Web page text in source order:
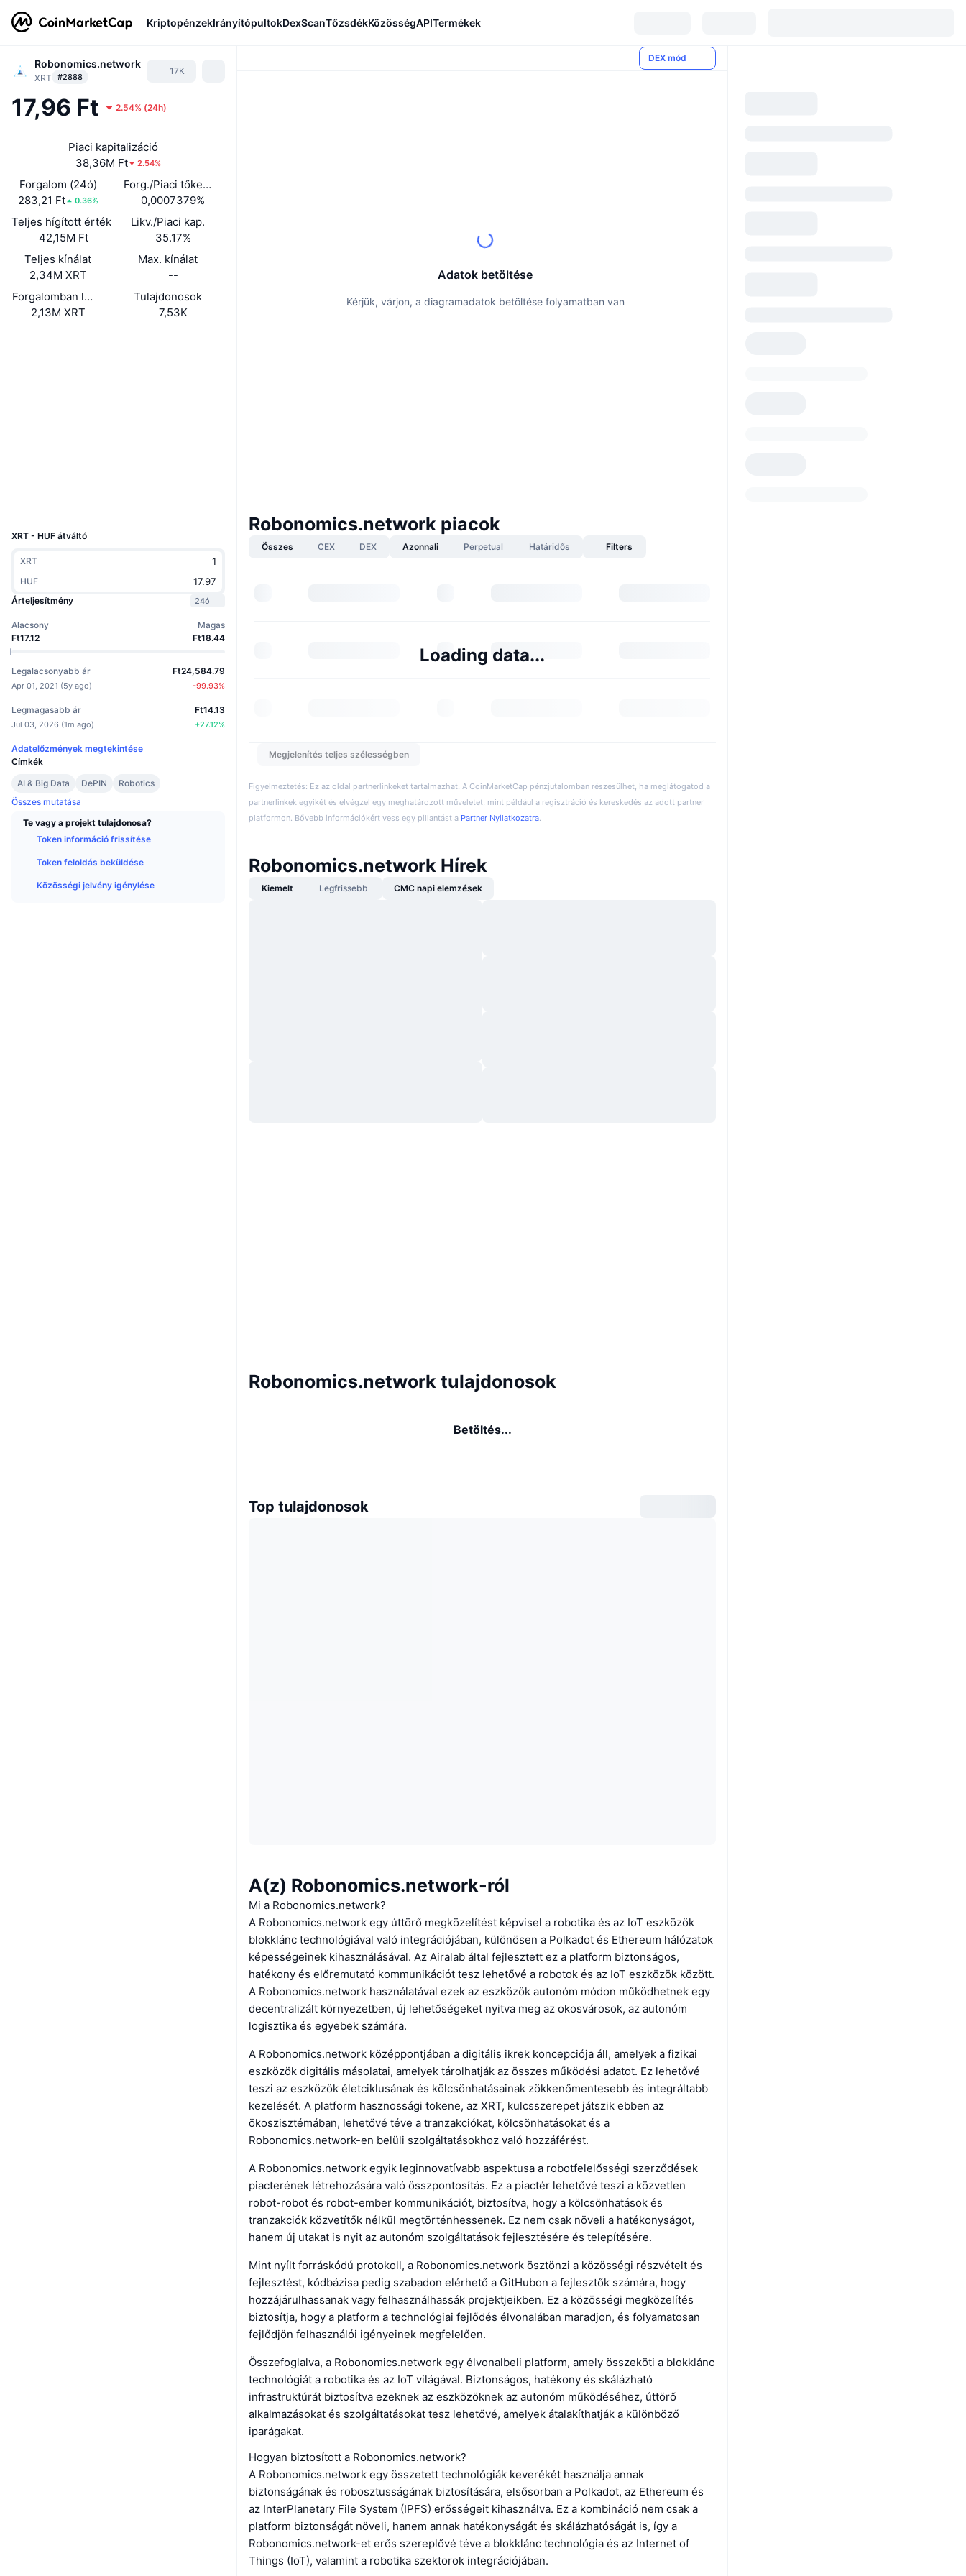
KriptopénzekIrányítópultokDexScanTőzsdékKözösségAPITermékek
Robonomics.network
XRT #2888
17K
17,96 Ft 2.54% (24h)
Piaci kapitalizáció
38,36M Ft
2.54%
Forgalom (24ó)
283,21 Ft
0.36%
Forg./Piaci tőkeé. (24ó)
0,0007379%
Teljes hígított érték
42,15M Ft
Likv./Piaci kap.
35.17%
Teljes kínálat
2,34M XRT
Max. kínálat
--
Forgalomban lévő kínálat
2,13M XRT
Tulajdonosok
7,53K
XRT - HUF átváltó
XRT
HUF
Árteljesítmény
24ó
Alacsony
Ft17.12
Magas
Ft18.44
Legalacsonyabb ár
Apr 01, 2021 (5y ago)
Ft24,584.79
-99.93%
Legmagasabb ár
Jul 03, 2026 (1m ago)
Ft14.13
+27.12%
Adatelőzmények megtekintése
Címkék
AI & Big Data
DePIN
Robotics
Összes mutatása
Te vagy a projekt tulajdonosa?
Token információ frissítése
Token feloldás beküldése
Közösségi jelvény igénylése
DEX mód
Adatok betöltése
Kérjük, várjon, a diagramadatok betöltése folyamatban van
Robonomics.network piacok
Összes CEX DEX Azonnali Perpetual Határidős Filters
Loading data...
Megjelenítés teljes szélességben
Figyelmeztetés: Ez az oldal partnerlinkeket tartalmazhat. A CoinMarketCap pénzjutalomban részesülhet, ha meglátogatod a
partnerlinkek egyikét és elvégzel egy meghatározott műveletet, mint például a regisztráció és kereskedés az adott partner
platformon. Bővebb információkért vess egy pillantást a Partner Nyilatkozatra.
Robonomics.network Hírek
Kiemelt Legfrissebb CMC napi elemzések
Robonomics.network tulajdonosok
Betöltés...
Top tulajdonosok
A(z) Robonomics.network-ról
Mi a Robonomics.network?
A Robonomics.network egy úttörő megközelítést képvisel a robotika és az IoT eszközök
blokklánc technológiával való integrációjában, különösen a Polkadot és Ethereum hálózatok
képességeinek kihasználásával. Az Airalab által fejlesztett ez a platform biztonságos,
hatékony és előremutató kommunikációt tesz lehetővé a robotok és az IoT eszközök között.
A Robonomics.network használatával ezek az eszközök autonóm módon működhetnek egy
decentralizált környezetben, új lehetőségeket nyitva meg az okosvárosok, az autonóm
logisztika és egyebek számára.
A Robonomics.network középpontjában a digitális ikrek koncepciója áll, amelyek a fizikai
eszközök digitális másolatai, amelyek tárolhatják az összes működési adatot. Ez lehetővé
teszi az eszközök életciklusának és kölcsönhatásainak zökkenőmentesebb és integráltabb
kezelését. A platform hasznossági tokene, az XRT, kulcsszerepet játszik ebben az
ökoszisztémában, lehetővé téve a tranzakciókat, kölcsönhatásokat és a
Robonomics.network-en belüli szolgáltatásokhoz való hozzáférést.
A Robonomics.network egyik leginnovatívabb aspektusa a robotfelelősségi szerződések
piacterének létrehozására való összpontosítás. Ez a piactér lehetővé teszi a közvetlen
robot-robot és robot-ember kommunikációt, biztosítva, hogy a kölcsönhatások és
tranzakciók közvetítők nélkül megtörténhessenek. Ez nem csak növeli a hatékonyságot,
hanem új utakat is nyit az autonóm szolgáltatások fejlesztésére és telepítésére.
Mint nyílt forráskódú protokoll, a Robonomics.network ösztönzi a közösségi részvételt és
fejlesztést, kódbázisa pedig szabadon elérhető a GitHubon a fejlesztők számára, hogy
hozzájárulhassanak vagy felhasználhassák projektjeikben. Ez a közösségi megközelítés
biztosítja, hogy a platform a technológiai fejlődés élvonalában maradjon, és folyamatosan
fejlődjön felhasználói igényeinek megfelelően.
Összefoglalva, a Robonomics.network egy élvonalbeli platform, amely összeköti a blokklánc
technológiát a robotika és az IoT világával. Biztonságos, hatékony és skálázható
infrastruktúrát biztosítva ezeknek az eszközöknek az autonóm működéséhez, úttörő
alkalmazásokat és szolgáltatásokat tesz lehetővé, amelyek átalakíthatják a különböző
iparágakat.
Hogyan biztosított a Robonomics.network?
A Robonomics.network egy összetett technológiák keverékét használja annak
biztonságának és robosztusságának biztosítására, elsősorban a Polkadot, az Ethereum és
az InterPlanetary File System (IPFS) erősségeit kihasználva. Ez a kombináció nem csak a
platform biztonságát növeli, hanem annak hatékonyságát és skálázhatóságát is, így a
Robonomics.network-et erős szereplővé téve a blokklánc technológia és az Internet of
Things (IoT), valamint a robotika szektorok integrációjában.